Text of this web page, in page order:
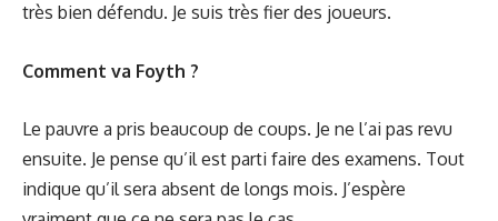
très bien défendu. Je suis très fier des joueurs.
Comment va Foyth ?
Le pauvre a pris beaucoup de coups. Je ne l’ai pas revu
ensuite. Je pense qu’il est parti faire des examens. Tout
indique qu’il sera absent de longs mois. J’espère